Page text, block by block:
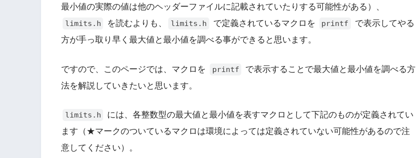
最小値の実際の値は他のヘッダーファイルに記載されていたりする可能性がある）、
limits.h を読むよりも、 limits.h で定義されているマクロを printf
で表示してやる
方が手っ取り早く最大値と最小値を調べる事ができると思います。
ですので、このページでは、マクロを printf
で表示することで最大値と最小値を調べる方
法を解説していきたいと思います。
limits.h
には、各整数型の最大値と最小値を表すマクロとして下記のものが定義されてい
ます（★マークのついているマクロは環境によっては定義されていない可能性があるので注
意してください）。